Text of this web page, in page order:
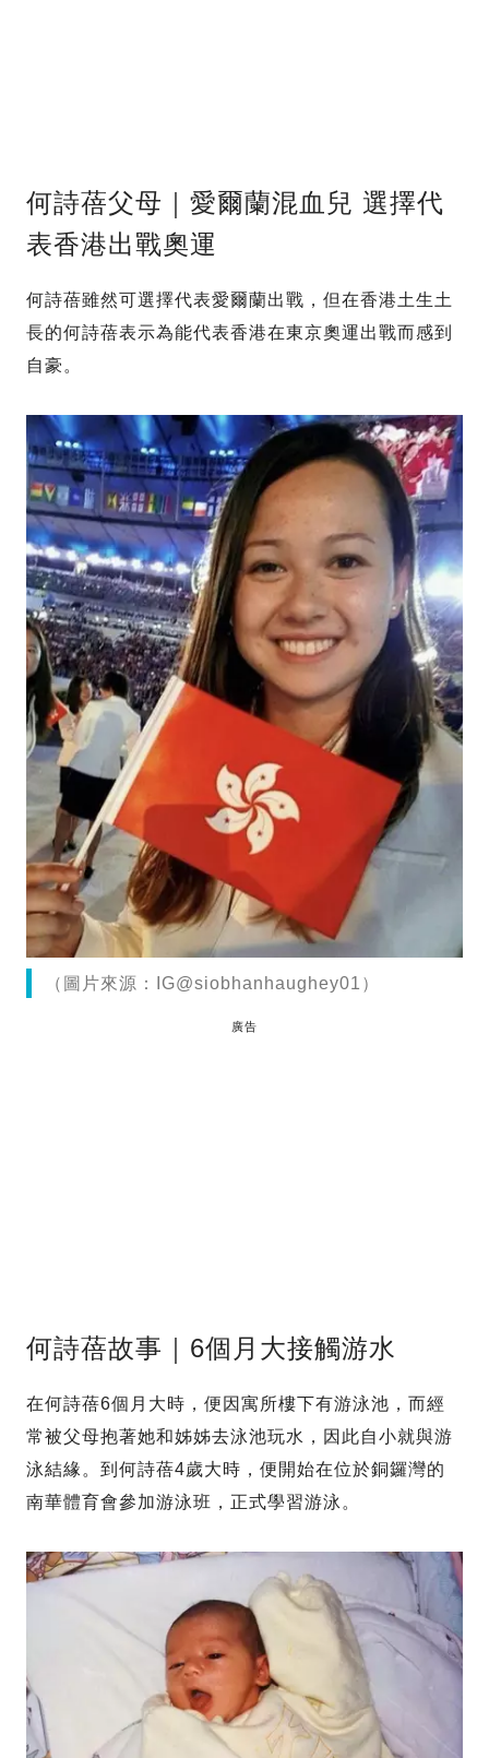
何詩蓓父母｜愛爾蘭混血兒 選擇代
表香港出戰奧運
何詩蓓雖然可選擇代表愛爾蘭出戰，但在香港土生土
長的何詩蓓表示為能代表香港在東京奧運出戰而感到
自豪。
（圖片來源：IG@siobhanhaughey01）
廣告
何詩蓓故事｜6個月大接觸游水
在何詩蓓6個月大時，便因寓所樓下有游泳池，而經
常被父母抱著她和姊姊去泳池玩水，因此自小就與游
泳結緣。到何詩蓓4歲大時，便開始在位於銅鑼灣的
南華體育會參加游泳班，正式學習游泳。